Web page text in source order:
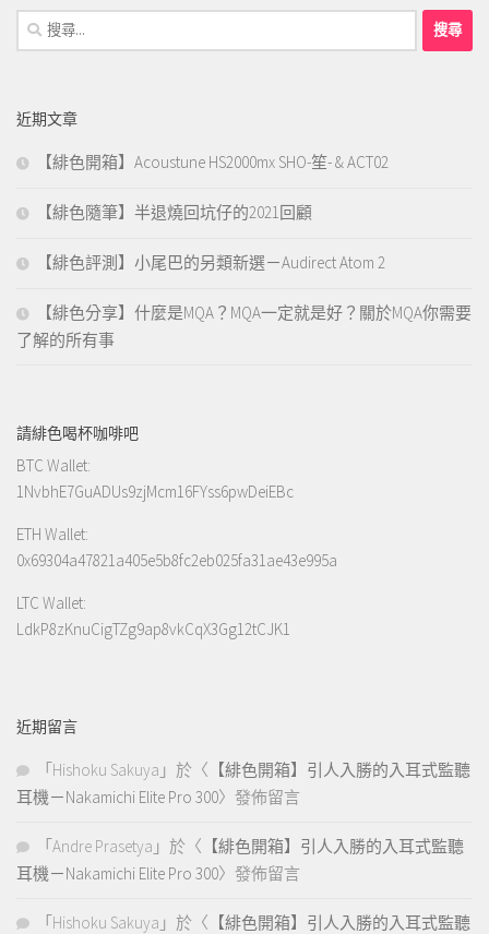
搜
尋
字:
近期文章
【緋色開箱】Acoustune HS2000mx SHO-笙- & ACT02
【緋色隨筆】半退燒回坑仔的2021回顧
【緋色評測】小尾巴的另類新選－Audirect Atom 2
【緋色分享】什麼是MQA？MQA一定就是好？關於MQA你需要
了解的所有事
請緋色喝杯咖啡吧
BTC Wallet:
1NvbhE7GuADUs9zjMcm16FYss6pwDeiEBc
ETH Wallet:
0x69304a47821a405e5b8fc2eb025fa31ae43e995a
LTC Wallet:
LdkP8zKnuCigTZg9ap8vkCqX3Gg12tCJK1
近期留言
「Hishoku Sakuya 」於〈 【緋色開箱】引人入勝的入耳式監聽
耳機－Nakamichi Elite Pro 300〉發佈留言
「Andre Prasetya 」於〈 【緋色開箱】引人入勝的入耳式監聽
耳機－Nakamichi Elite Pro 300〉發佈留言
「Hishoku Sakuya 」於〈 【緋色開箱】引人入勝的入耳式監聽